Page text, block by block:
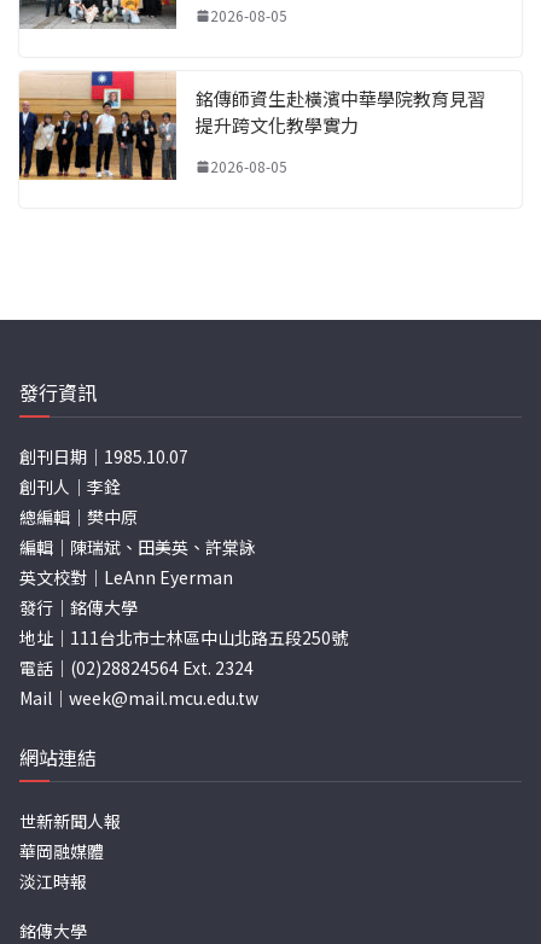
2026-08-05
銘傳師資生赴橫濱中華學院教育見習
提升跨文化教學實力
2026-08-05
發行資訊
創刊日期｜1985.10.07
創刊人｜李銓
總編輯｜樊中原
編輯｜陳瑞斌、田美英、許棠詠
英文校對｜LeAnn Eyerman
發行｜銘傳大學
地址｜111台北市士林區中山北路五段250號
電話｜(02)28824564 Ext. 2324
Mail｜ week@mail.mcu.edu.tw
網站連結
世新新聞人報
華岡融媒體
淡江時報
銘傳大學